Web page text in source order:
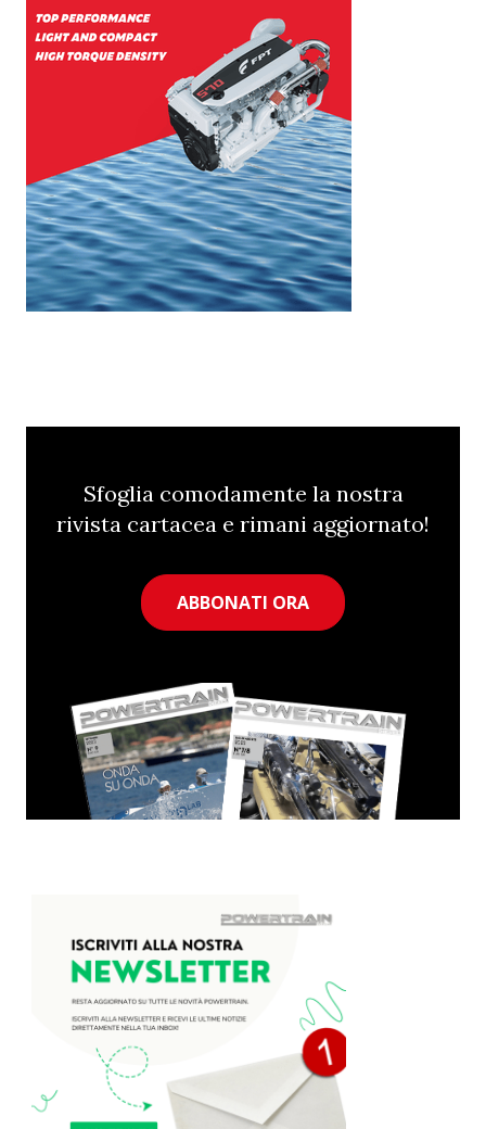
Sfoglia comodamente la nostra
rivista cartacea e rimani aggiornato!
ABBONATI ORA